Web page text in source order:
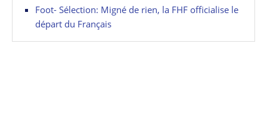
Foot- Sélection: Migné de rien, la FHF officialise le
départ du Français